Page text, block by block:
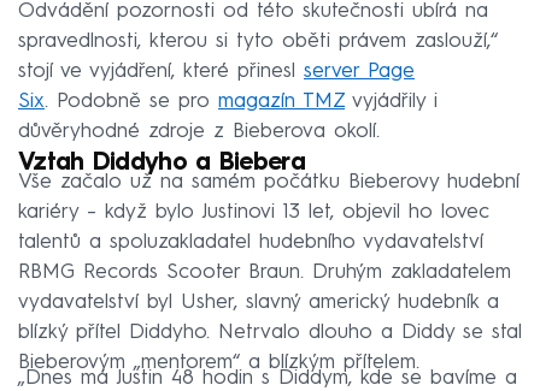
Odvádění pozornosti od této skutečnosti ubírá na
spravedlnosti, kterou si tyto oběti právem zaslouží,“
stojí ve vyjádření, které přinesl server Page
Six. Podobně se pro magazín TMZ vyjádřily i
důvěryhodné zdroje z Bieberova okolí.
Vztah Diddyho a Biebera
Vše začalo už na samém počátku Bieberovy hudební
kariéry – když bylo Justinovi 13 let, objevil ho lovec
talentů a spoluzakladatel hudebního vydavatelství
RBMG Records Scooter Braun. Druhým zakladatelem
vydavatelství byl Usher, slavný americký hudebník a
blízký přítel Diddyho. Netrvalo dlouho a Diddy se stal
Bieberovým „mentorem“ a blízkým přítelem.
„Dnes má Justin 48 hodin s Diddym, kde se bavíme a